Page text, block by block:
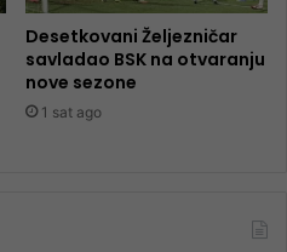
Desetkovani Željezničar
savladao BSK na otvaranju
nove sezone
1 sat ago